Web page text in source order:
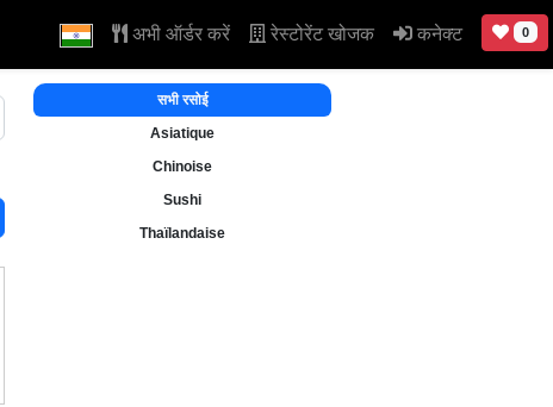
अभी ऑर्डर करें रेस्टोरेंट खोजक कनेक्ट 0
सभी रसोई
Asiatique
Chinoise
Sushi
Thaïlandaise